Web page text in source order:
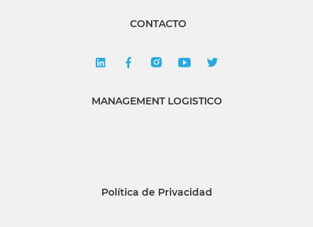
CONTACTO
MANAGEMENT LOGISTICO
Política de Privacidad